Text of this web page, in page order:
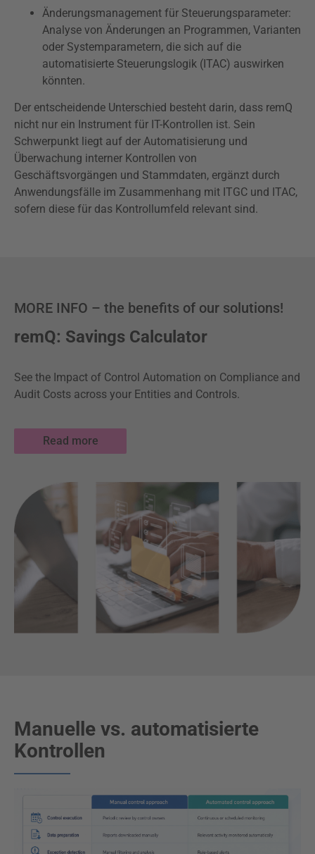
Änderungsmanagement für Steuerungsparameter:
Analyse von Änderungen an Programmen, Varianten
oder Systemparametern, die sich auf die
automatisierte Steuerungslogik (ITAC) auswirken
könnten.
Der entscheidende Unterschied besteht darin, dass remQ
nicht nur ein Instrument für IT-Kontrollen ist. Sein
Schwerpunkt liegt auf der Automatisierung und
Überwachung interner Kontrollen von
Geschäftsvorgängen und Stammdaten, ergänzt durch
Anwendungsfälle im Zusammenhang mit ITGC und ITAC,
sofern diese für das Kontrollumfeld relevant sind.
MORE INFO – the benefits of our solutions!
remQ: Savings Calculator
See the Impact of Control Automation on Compliance and
Audit Costs across your Entities and Controls.
Read more
Manuelle vs. automatisierte
Kontrollen